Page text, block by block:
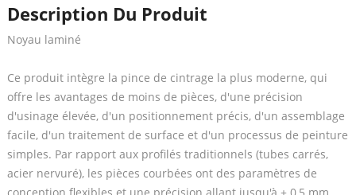
Description Du Produit
Noyau laminé
Ce produit intègre la pince de cintrage la plus moderne, qui
offre les avantages de moins de pièces, d'une précision
d'usinage élevée, d'un positionnement précis, d'un assemblage
facile, d'un traitement de surface et d'un processus de peinture
simples. Par rapport aux profilés traditionnels (tubes carrés,
acier nervuré), les pièces courbées ont des paramètres de